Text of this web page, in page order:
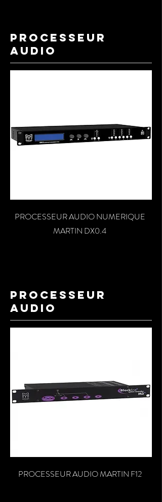
processeur
audio
PROCESSEUR AUDIO NUMERIQUE
MARTIN DX0.4
processeur
audio
PROCESSEUR AUDIO MARTIN F12